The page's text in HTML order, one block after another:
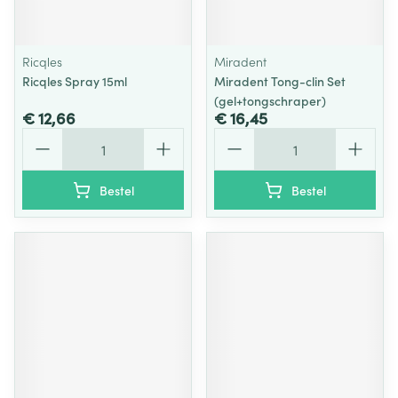
Ricqles
Ricqles Spray 15ml
€ 12,66
Bestel
Miradent
Miradent Tong-clin Set
(gel+tongschraper)
€ 16,45
Bestel